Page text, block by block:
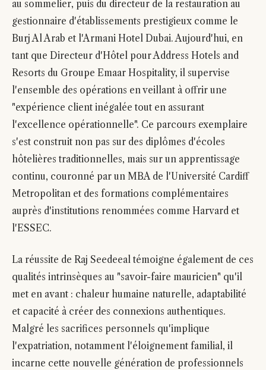
au sommelier, puis du directeur de la restauration au
gestionnaire d'établissements prestigieux comme le
Burj Al Arab et l'Armani Hotel Dubai. Aujourd'hui, en
tant que Directeur d'Hôtel pour Address Hotels and
Resorts du Groupe Emaar Hospitality, il supervise
l'ensemble des opérations en veillant à offrir une
"expérience client inégalée tout en assurant
l'excellence opérationnelle". Ce parcours exemplaire
s'est construit non pas sur des diplômes d'écoles
hôtelières traditionnelles, mais sur un apprentissage
continu, couronné par un MBA de l'Université Cardiff
Metropolitan et des formations complémentaires
auprès d'institutions renommées comme Harvard et
l'ESSEC.
La réussite de Raj Seedeeal témoigne également de ces
qualités intrinsèques au "savoir-faire mauricien" qu'il
met en avant : chaleur humaine naturelle, adaptabilité
et capacité à créer des connexions authentiques.
Malgré les sacrifices personnels qu'implique
l'expatriation, notamment l'éloignement familial, il
incarne cette nouvelle génération de professionnels